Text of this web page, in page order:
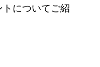
についてご紹